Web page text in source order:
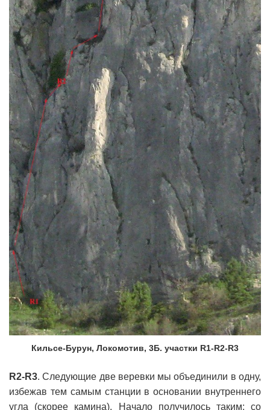
Кильсе-Бурун, Локомотив, 3Б. участки R1-R2-R3
R2-R3. Следующие две веревки мы объединили в одну,
избежав тем самым станции в основании внутреннего
угла (скорее камина). Начало получилось таким: со